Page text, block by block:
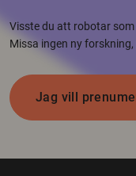
Visste du att robotar
Missa ingen ny
Jag vill